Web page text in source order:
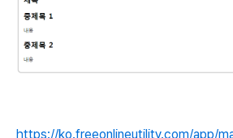
https://ko.freeonlineutility.com/app/